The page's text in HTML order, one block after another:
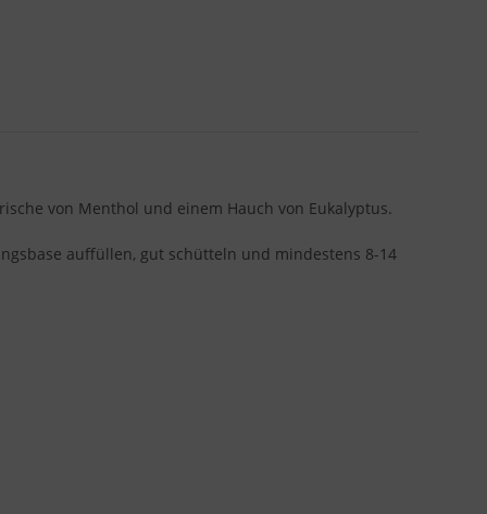
von Menthol und einem Hauch von Eukalyptus.
auffüllen, gut schütteln und mindestens 8-14